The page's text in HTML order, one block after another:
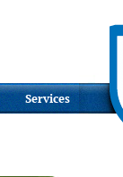
Services